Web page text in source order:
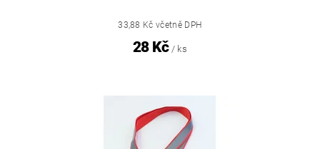
33,88 Kč včetně DPH
28 Kč / ks